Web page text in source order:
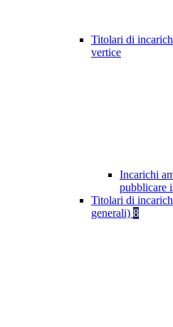
Titolari di
vertice
Incarichi
pubblicare
Titolari di
generali) 8